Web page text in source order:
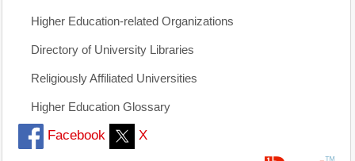
Higher Education-related Organizations
Directory of University Libraries
Religiously Affiliated Universities
Higher Education Glossary
Facebook X